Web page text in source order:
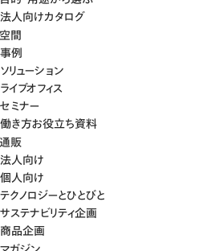
法人向けカタログ
空間
事例
ソリューション
ライブオフィス
セミナー
働き方お役立ち資料
通販
法人向け
個人向け
テクノロジーとひとびと
サステナビリティ企画
商品企画